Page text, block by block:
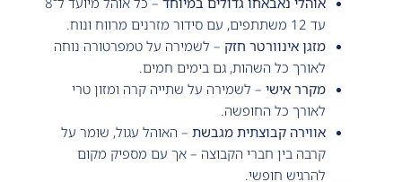
עד 12 משתתפים, עם סידור מזרנים מרווח ונוח.
מזגן אינוורטר חזק – לשמירה על טמפרטורה נוחה
לאורך כל השהות, גם בימים חמים.
מקרר אישי– לשמירה על שתייה קרה ומזון טרי
לאורך כל החופשה.
אווירה קבוצתית מגבשת – האוהל עגול, שומר על
קרבה בין חברי הקבוצה – אך עם מספיק מקום
להרגיש חופשי.